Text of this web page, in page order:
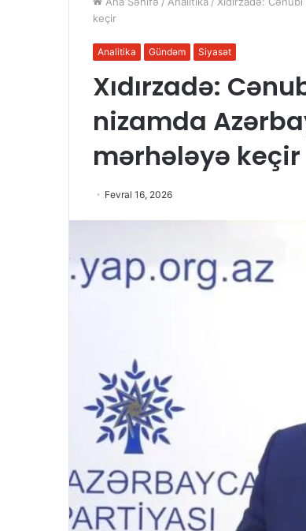
keçir
Analitika Gündəm Siyasət
Xıdırzadə:
nizamda
mərhələyə keçir
Fevral 16, 2026